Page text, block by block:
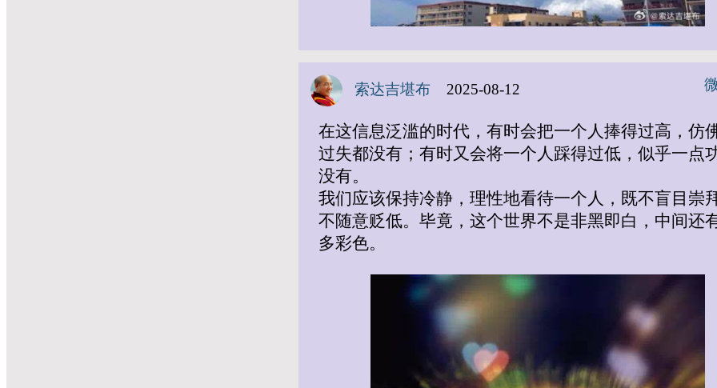
索达吉堪布 2025-08-12
在这信息泛滥的时代，有时会把一个人捧得过高，仿
过失都没有；有时又会将一个人踩得过低，似乎一点
没有。
我们应该保持冷静，理性地看待一个人，既不盲目崇
不随意贬低。毕竟，这个世界不是非黑即白，中间还
多彩色。